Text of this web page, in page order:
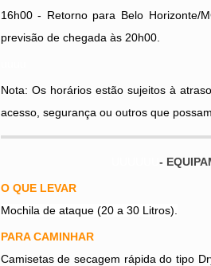
16h00 - Retorno para Belo Horizonte/
previsão de chegada às 20h00.
Nota: Os horários estão sujeitos à
acesso, segurança ou outros que
-
O QUE LEVAR
Mochila de ataque (20 a 30 Litros).
PARA CAMINHAR
Camisetas de secagem rápida do tipo